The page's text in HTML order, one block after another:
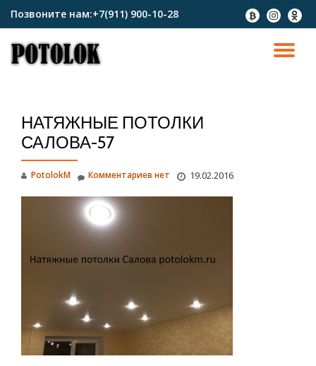
содержимому
Позвоните нам:+7(911) 900-10-28
fa-
btc
fa-
instagram
fa-
НАТЯЖНЫЕ ПОТОЛКИ
САЛОВА-57
PotolokM 19.02.2016
Комментариев нет